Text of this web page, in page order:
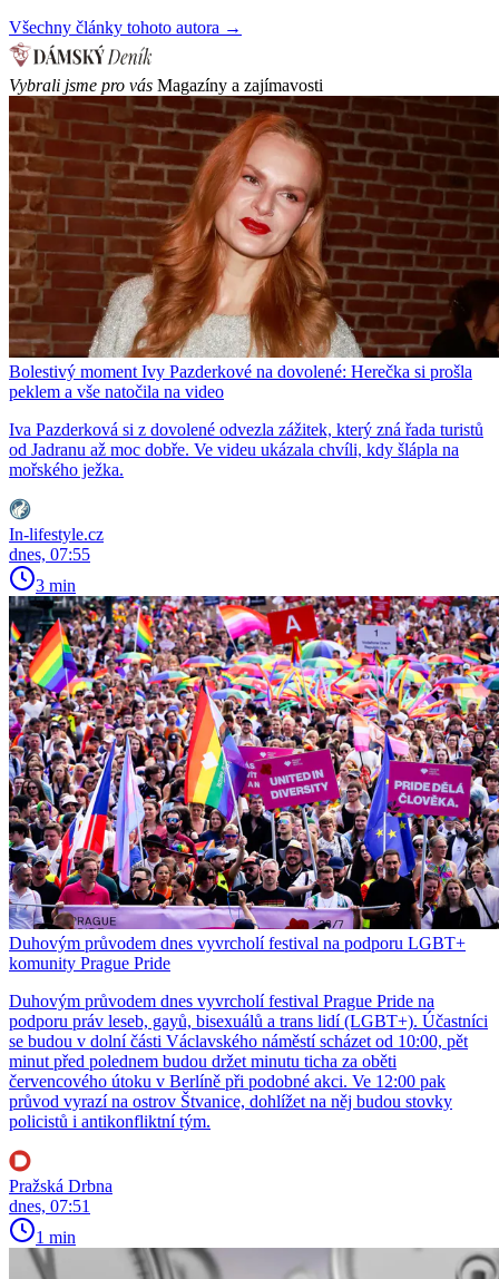
Všechny články tohoto autora →
Vybrali jsme pro vás Magazíny a zajímavosti
Bolestivý moment Ivy Pazderkové na dovolené: Herečka si prošla
peklem a vše natočila na video
Iva Pazderková si z dovolené odvezla zážitek, který zná řada turistů
od Jadranu až moc dobře. Ve videu ukázala chvíli, kdy šlápla na
mořského ježka.
In-lifestyle.cz
dnes, 07:55
3 min
Duhovým průvodem dnes vyvrcholí festival na podporu LGBT+
komunity Prague Pride
Duhovým průvodem dnes vyvrcholí festival Prague Pride na
podporu práv leseb, gayů, bisexuálů a trans lidí (LGBT+). Účastníci
se budou v dolní části Václavského náměstí scházet od 10:00, pět
minut před polednem budou držet minutu ticha za oběti
červencového útoku v Berlíně při podobné akci. Ve 12:00 pak
průvod vyrazí na ostrov Štvanice, dohlížet na něj budou stovky
policistů i antikonfliktní tým.
Pražská Drbna
dnes, 07:51
1 min